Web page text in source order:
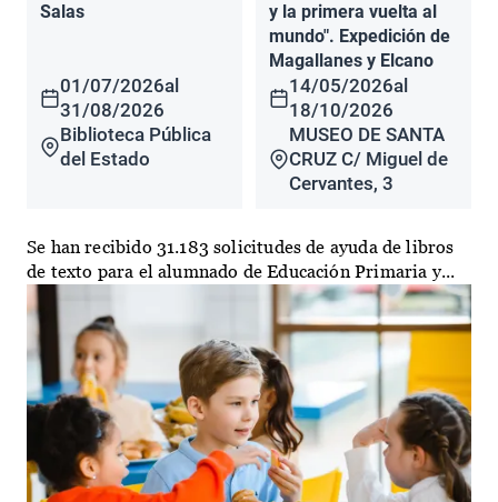
Salas
01/07/2026al
31/08/2026
Biblioteca Pública
del Estado
y la primera vuelta al
mundo". Expedición de
Magallanes y Elcano
14/05/2026al
18/10/2026
MUSEO DE SANTA
CRUZ C/ Miguel de
Cervantes, 3
Se han recibido 31.183 solicitudes de ayuda de libros
de texto para el alumnado de Educación Primaria y...